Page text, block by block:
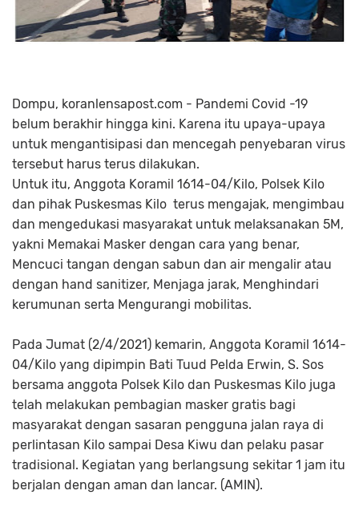
Dompu, koranlensapost.com - Pandemi Covid -19
belum berakhir hingga kini. Karena itu upaya-upaya
untuk mengantisipasi dan mencegah penyebaran virus
tersebut harus terus dilakukan.
Untuk itu, Anggota Koramil 1614-04/Kilo, Polsek Kilo
dan pihak Puskesmas Kilo terus mengajak, mengimbau
dan mengedukasi masyarakat untuk melaksanakan 5M,
yakni Memakai Masker dengan cara yang benar,
Mencuci tangan dengan sabun dan air mengalir atau
dengan hand sanitizer, Menjaga jarak, Menghindari
kerumunan serta Mengurangi mobilitas.
Pada Jumat (2/4/2021) kemarin, Anggota Koramil 1614-
04/Kilo yang dipimpin Bati Tuud Pelda Erwin, S. Sos
bersama anggota Polsek Kilo dan Puskesmas Kilo juga
telah melakukan pembagian masker gratis bagi
masyarakat dengan sasaran pengguna jalan raya di
perlintasan Kilo sampai Desa Kiwu dan pelaku pasar
tradisional. Kegiatan yang berlangsung sekitar 1 jam itu
berjalan dengan aman dan lancar. (AMIN).